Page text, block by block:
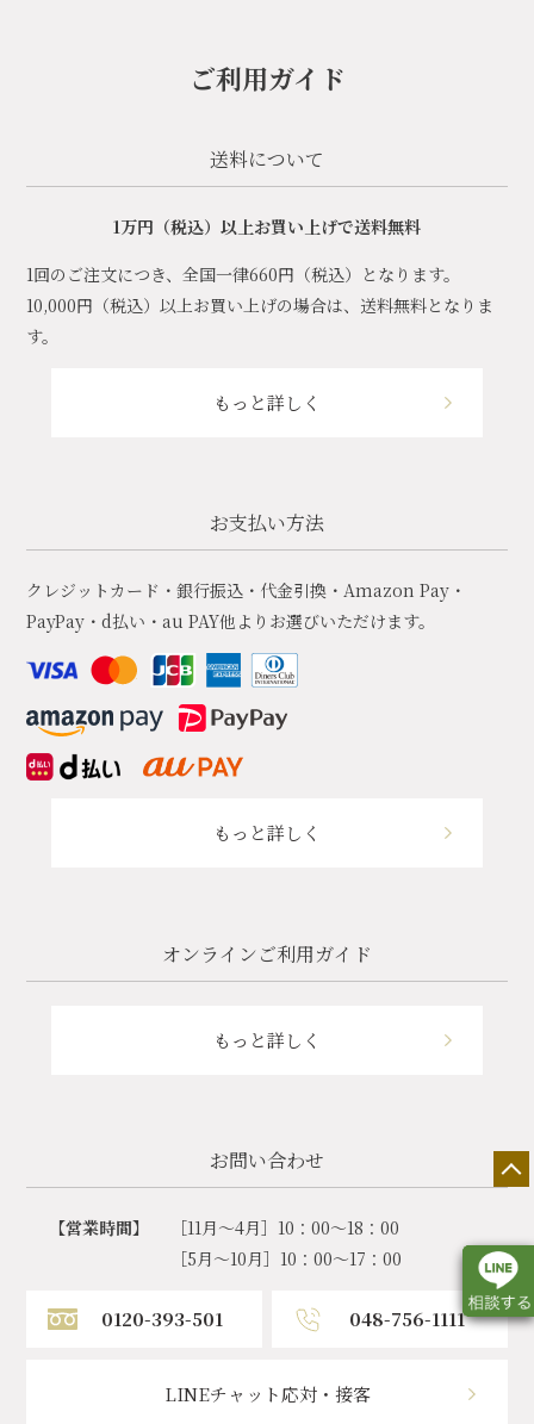
ご利用ガイド
送料について
1万円（税込）以上お買い上げで送料無料
1回のご注文につき、全国一律660円（税込）となります。
10,000円（税込）以上お買い上げの場合は、送料無料となりま
す。
もっと詳しく
お支払い方法
クレジットカード・銀行振込・代金引換・Amazon Pay・
PayPay・d払い・au PAY他よりお選びいただけます。
もっと詳しく
オンラインご利用ガイド
もっと詳しく
お問い合わせ
【営業時間】
［11月～4月］10：00～18：00
［5月～10月］10：00～17：00
0120-393-501 048-756-1111
LINEチャット応対・接客